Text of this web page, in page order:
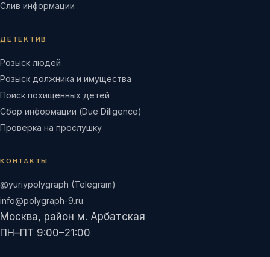
Слив информации
ДЕТЕКТИВ
Розыск людей
Розыск должника и имущества
Поиск похищенных детей
Сбор информации (Due Diligence)
Проверка на прослушку
КОНТАКТЫ
@yuriypolygraph (Telegram)
info@polygraph-9.ru
Москва, район м. Арбатская
ПН–ПТ 9:00–21:00